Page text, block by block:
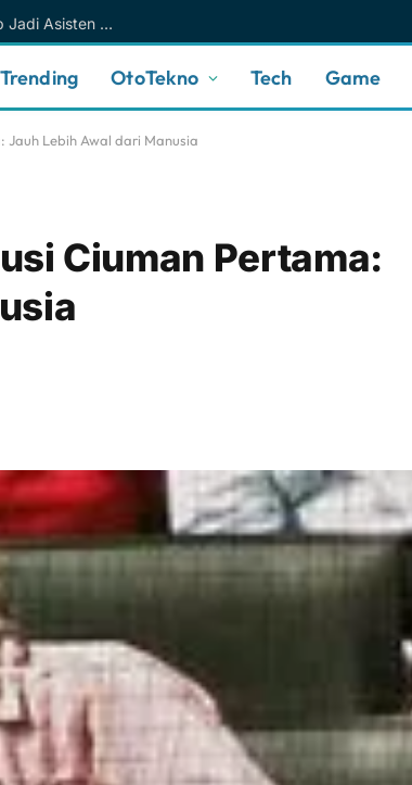
Meta AI Makin Cerdas Berkat Muse Spark 1.1, Siap Jadi Asisten AI Personal yang Lebih Intuitif
Trending OtoTekno Tech Game
Jauh Lebih Awal dari Manusia
Ciuman Pertama: